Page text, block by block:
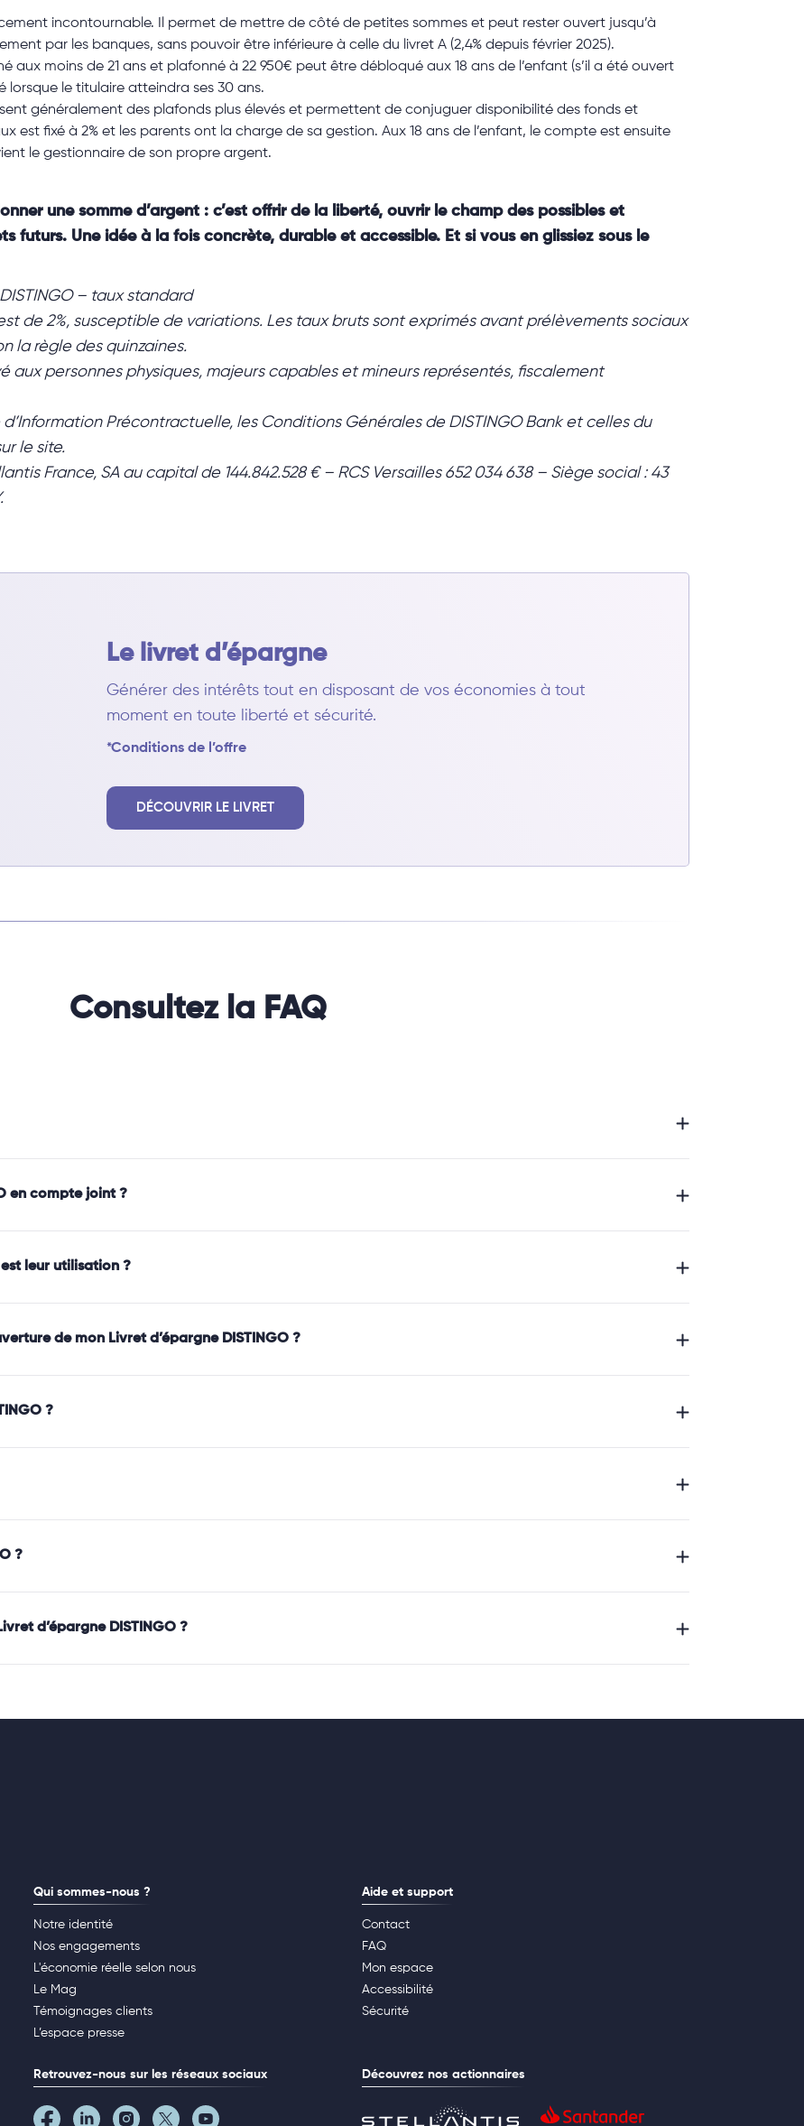
incontournable. Il permet de mettre de côté de petites sommes et peut rester ouvert jusqu’à
par les banques, sans pouvoir être inférieure à celle du livret A (2,4% depuis février 2025).
aux moins de 21 ans et plafonné à 22 950€ peut être débloqué aux 18 ans de l’enfant (s’il a été ouvert
le titulaire atteindra ses 30 ans.
généralement des plafonds plus élevés et permettent de conjuguer disponibilité des fonds et
est fixé à 2% et les parents ont la charge de sa gestion. Aux 18 ans de l’enfant, le compte est ensuite
le gestionnaire de son propre argent.
une somme d’argent : c’est offrir de la liberté, ouvrir le champ des possibles et
futurs. Une idée à la fois concrète, durable et accessible. Et si vous en glissiez sous le
– taux standard
de 2%, susceptible de variations. Les taux bruts sont exprimés avant prélèvements sociaux
la règle des quinzaines.
aux personnes physiques, majeurs capables et mineurs représentés, fiscalement
Précontractuelle, les Conditions Générales de DISTINGO Bank et celles du
le site.
France, SA au capital de 144.842.528 € – RCS Versailles 652 034 638 – Siège social : 43
Le livret d’épargne
Générer des intérêts tout en disposant de vos économies à tout
moment en toute liberté et sécurité.
*Conditions de l’offre
DÉCOUVRIR LE LIVRET
Consultez la FAQ
en compte joint ?
leur utilisation ?
de mon Livret d’épargne DISTINGO ?
?
?
d’épargne DISTINGO ?
Qui sommes-nous ?
Notre identité
Nos engagements
L'économie réelle selon nous
Le Mag
Témoignages clients
L’espace presse
Aide et support
Contact
FAQ
Mon espace
Accessibilité
Sécurité
Retrouvez-nous sur les réseaux sociaux Découvrez nos actionnaires